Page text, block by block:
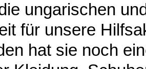
ungarischen
für unsere
hat sie noch